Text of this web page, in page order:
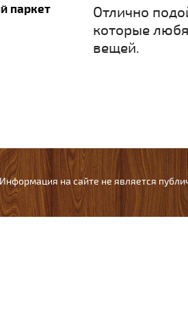
паркет
Отлично
которые
вещей.
на сайте не является